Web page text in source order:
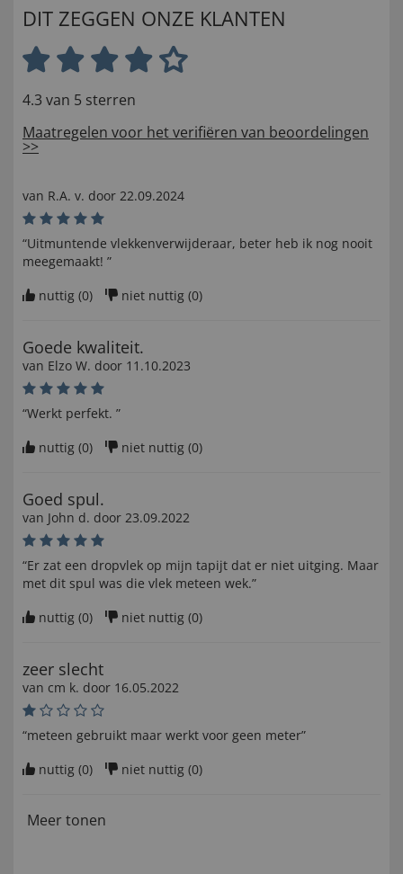
DIT ZEGGEN ONZE KLANTEN
4.3 van 5 sterren
Maatregelen voor het verifiëren van beoordelingen
>>
van R.A. v. door 22.09.2024
“Uitmuntende vlekkenverwijderaar, beter heb ik nog nooit
meegemaakt! ”
nuttig (0) niet nuttig (0)
Goede kwaliteit.
van Elzo W. door 11.10.2023
“Werkt perfekt. ”
nuttig (0) niet nuttig (0)
Goed spul.
van John d. door 23.09.2022
“Er zat een dropvlek op mijn tapijt dat er niet uitging. Maar
met dit spul was die vlek meteen wek.”
nuttig (0) niet nuttig (0)
zeer slecht
van cm k. door 16.05.2022
“meteen gebruikt maar werkt voor geen meter”
nuttig (0) niet nuttig (0)
Meer tonen